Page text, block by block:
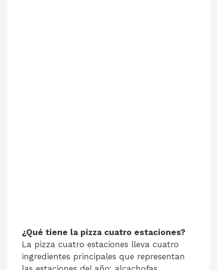
¿Qué tiene la pizza cuatro estaciones?
La pizza cuatro estaciones lleva cuatro
ingredientes principales que representan